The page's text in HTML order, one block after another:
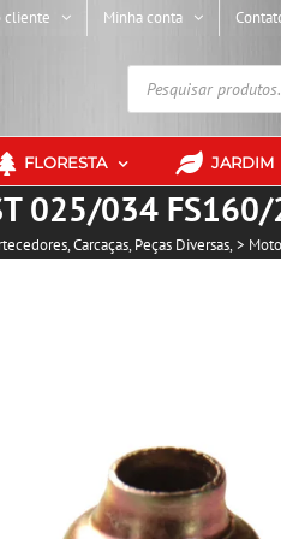
cliente Minha conta
Pesquisar
produtos
FLORESTA JARDIM
025/034
Carcaças Peças Diversas >